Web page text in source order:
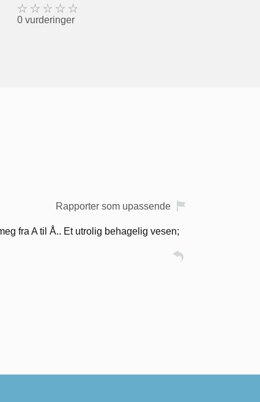
0 vurderinger
Rapporter som upassende
fra A til Å.. Et utrolig behagelig vesen;